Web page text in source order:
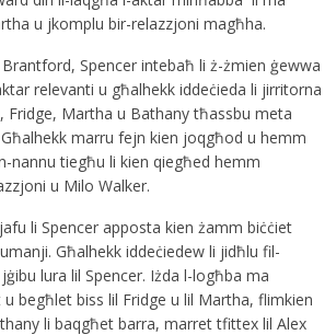
u jkomplu bir-relazzjoni magħha.
Spencer intebaħ li ż-żmien ġewwa
relevanti u għalhekk iddeċieda li jirritorna
Fridge, Martha u Bathany tħassbu meta
marru fejn kien joqgħod u hemm
nannu tiegħu li kien qiegħed hemm
u Milo Walker.
li Spencer apposta kien żamm biċċiet
Għalhekk iddeċiedew li jidħlu fil-
lura lil Spencer. Iżda l-logħba ma
begħlet biss lil Fridge u lil Martha, flimkien
li baqgħet barra, marret tfittex lil Alex